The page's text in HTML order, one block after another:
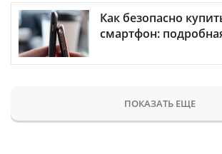
Как безопасно
смартфон:
ПОКАЗАТЬ ЕЩЕ